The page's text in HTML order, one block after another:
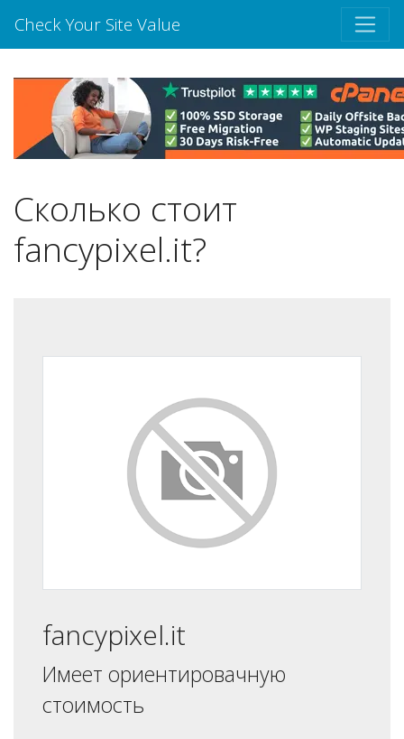
Check Your Site Value
Сколько стоит
fancypixel.it?
fancypixel.it
Имеет ориентировачную
стоимость